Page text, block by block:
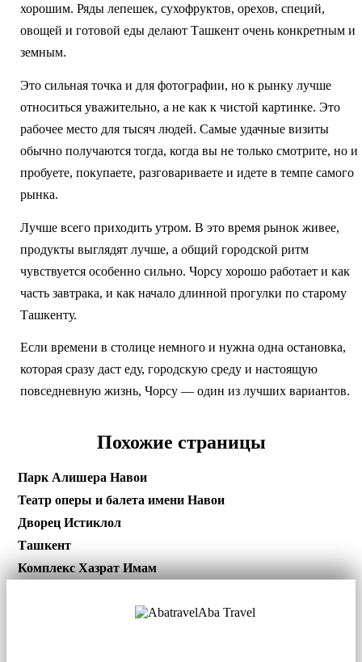
хорошим. Ряды лепешек, сухофруктов, орехов, специй,
овощей и готовой еды делают Ташкент очень конкретным и
земным.
Это сильная точка и для фотографии, но к рынку лучше
относиться уважительно, а не как к чистой картинке. Это
рабочее место для тысяч людей. Самые удачные визиты
обычно получаются тогда, когда вы не только смотрите, но и
пробуете, покупаете, разговариваете и идете в темпе самого
рынка.
Лучше всего приходить утром. В это время рынок живее,
продукты выглядят лучше, а общий городской ритм
чувствуется особенно сильно. Чорсу хорошо работает и как
часть завтрака, и как начало длинной прогулки по старому
Ташкенту.
Если времени в столице немного и нужна одна остановка,
которая сразу даст еду, городскую среду и настоящую
повседневную жизнь, Чорсу — один из лучших вариантов.
Похожие страницы
Парк Алишера Навои
Театр оперы и балета имени Навои
Дворец Истиклол
Ташкент
Комплекс Хазрат Имам
Aba Travel